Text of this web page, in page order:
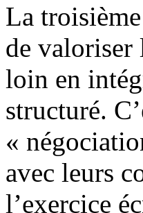
La
de valoriser
loin en
structuré.
«
avec leurs
l’exercice